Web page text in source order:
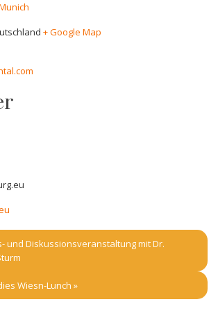
+ Google Map
und Diskussionsveranstaltung mit Dr.
Wiesn-Lunch »